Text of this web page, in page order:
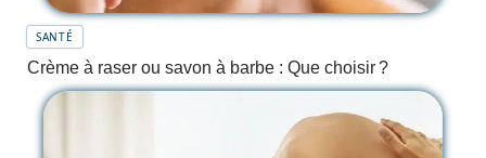
SANTÉ
Crème à raser ou savon à barbe : Que choisir ?